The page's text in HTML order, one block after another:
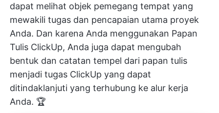
dapat melihat objek pemegang tempat yang
mewakili tugas dan pencapaian utama proyek
Anda. Dan karena Anda menggunakan Papan
Tulis ClickUp, Anda juga dapat mengubah
bentuk dan catatan tempel dari papan tulis
menjadi tugas ClickUp yang dapat
ditindaklanjuti yang terhubung ke alur kerja
Anda. 🏆